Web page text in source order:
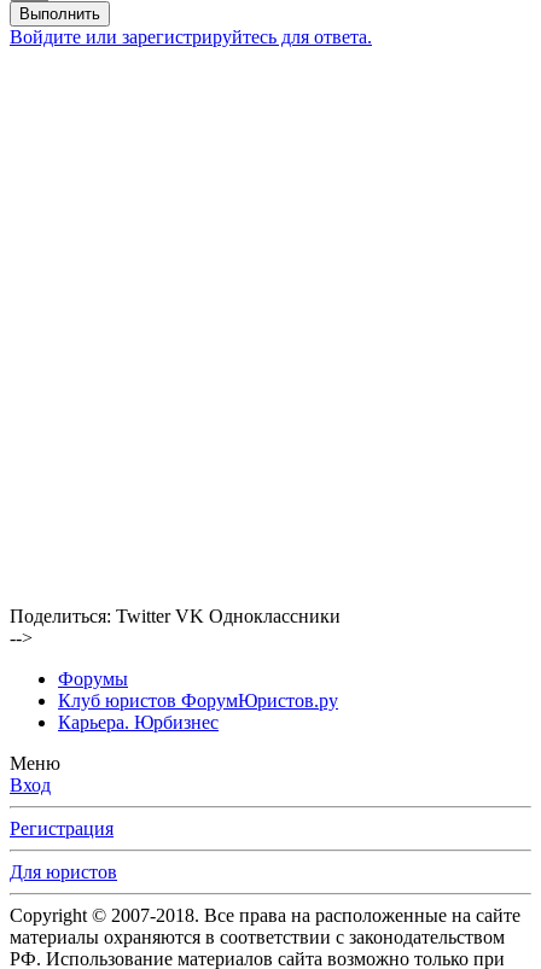
Выполнить
Войдите или зарегистрируйтесь для ответа.
Поделиться: Twitter VK Одноклассники
-->
Форумы
Клуб юристов ФорумЮристов.ру
Карьера. Юрбизнес
Меню
Вход
Регистрация
Для юристов
Copyright © 2007-2018. Все права на расположенные на сайте
материалы охраняются в соответствии с законодательством
РФ. Использование материалов сайта возможно только при